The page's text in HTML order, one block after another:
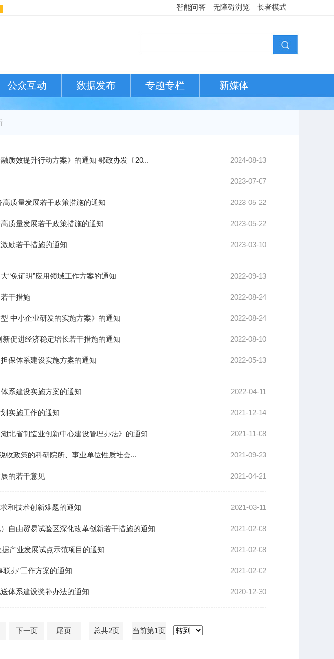
智能问答 无障碍浏览 长者模式
公众互动 数据发布 专题专栏 新媒体
质效提升行动方案》的通知 鄂政办发〔20... 2024-08-13
2023-07-07
质量发展若干政策措施的通知 2023-05-22
质量发展若干政策措施的通知 2023-05-22
励若干措施的通知 2023-03-10
“免证明”应用领域工作方案的通知 2022-09-13
干措施 2022-08-24
中小企业研发的实施方案》的通知 2022-08-24
促进经济稳定增长若干措施的通知 2022-08-10
保体系建设实施方案的通知 2022-05-13
系建设实施方案的通知 2022-04-11
实施工作的通知 2021-12-14
北省制造业创新中心建设管理办法》的通知 2021-11-08
收政策的科研院所、事业单位性质社会... 2021-09-23
的若干意见 2021-04-21
和技术创新难题的通知 2021-03-11
自由贸易试验区深化改革创新若干措施的通知 2021-02-08
产业发展试点示范项目的通知 2021-02-08
办”工作方案的通知 2021-02-02
体系建设奖补办法的通知 2020-12-30
下一页 尾页 总共2页 当前第1页